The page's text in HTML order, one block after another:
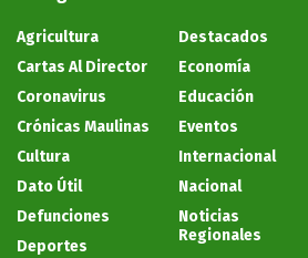
Agricultura
Cartas Al Director
Coronavirus
Crónicas Maulinas
Cultura
Dato Útil
Defunciones
Deportes
Destacados
Economía
Educación
Eventos
Internacional
Nacional
Noticias
Regionales